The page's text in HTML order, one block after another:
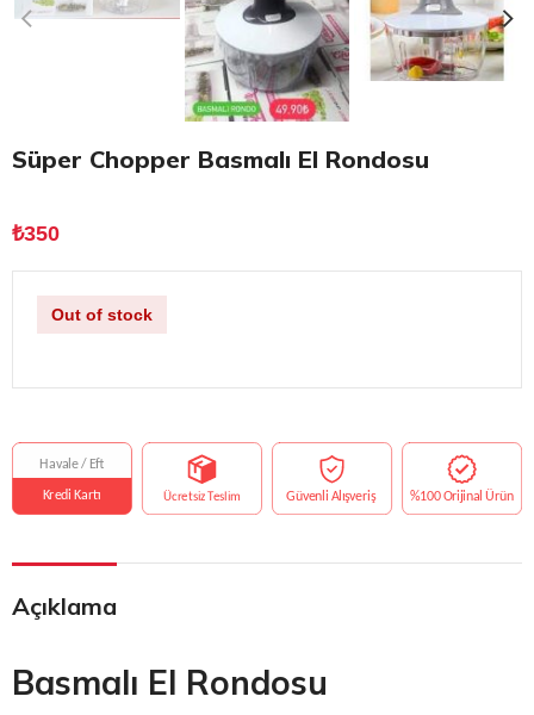
Süper Chopper Basmalı El Rondosu
₺350
Out of stock
Açıklama
Basmalı El Rondosu